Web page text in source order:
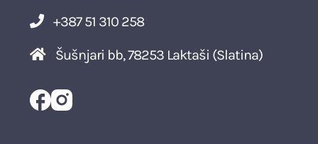
+387 51 310 258
Šušnjari bb, 78253 Laktaši (Slatina)